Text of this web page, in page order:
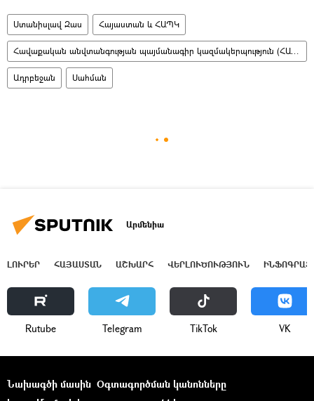
Ստանիսլավ Զաս Հայաստան և ՀԱՊԿ
Հավաքական անվտանգության պայմանագիր կազմակերպություն (ՀԱՊԿ)
Ադրբեջան Սահման
Արմենիա
ԼՈՒՐԵՐ ՀԱՅԱՍՏԱՆ ԱՇԽԱՐՀ ՎԵՐԼՈՒԾՈՒԹՅՈՒՆ
Rutube Telegram ТikТоk VK
Նախագծի մասին Օգտագործման կանոնները